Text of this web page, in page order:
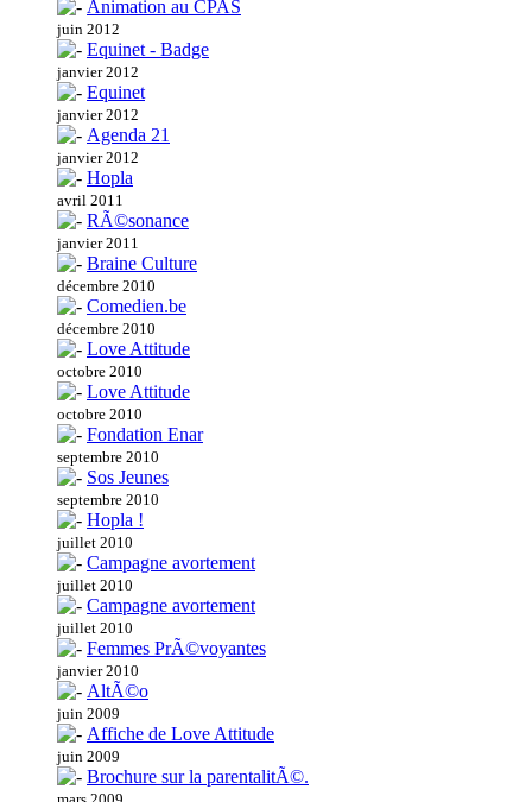
Animation au CPAS
juin 2012
Equinet - Badge
janvier 2012
Equinet
janvier 2012
Agenda 21
janvier 2012
Hopla
avril 2011
RÃ©sonance
janvier 2011
Braine Culture
décembre 2010
Comedien.be
décembre 2010
Love Attitude
octobre 2010
Love Attitude
octobre 2010
Fondation Enar
septembre 2010
Sos Jeunes
septembre 2010
Hopla !
juillet 2010
Campagne avortement
juillet 2010
Campagne avortement
juillet 2010
Femmes PrÃ©voyantes
janvier 2010
AltÃ©o
juin 2009
Affiche de Love Attitude
juin 2009
Brochure sur la parentalitÃ©.